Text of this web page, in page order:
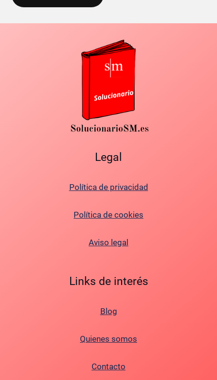
Legal
Política de privacidad
Política de cookies
Aviso legal
Links de interés
Blog
Quienes somos
Contacto